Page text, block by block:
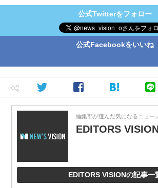
公式Twitterをフォロー
公式Facebookをいいね
編集部が選んだ気になるニュー
EDITORS VISION
EDITORS VISIONの記事一